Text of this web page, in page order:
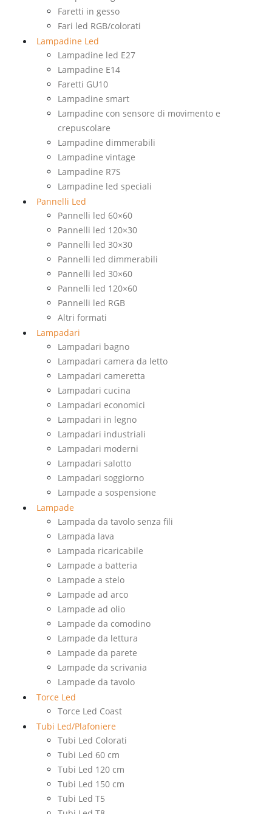
Faretti in gesso
Fari led RGB/colorati
Lampadine Led
Lampadine led E27
Lampadine E14
Faretti GU10
Lampadine smart
Lampadine con sensore di movimento e
crepuscolare
Lampadine dimmerabili
Lampadine vintage
Lampadine R7S
Lampadine led speciali
Pannelli Led
Pannelli led 60×60
Pannelli led 120×30
Pannelli led 30×30
Pannelli led dimmerabili
Pannelli led 30×60
Pannelli led 120×60
Pannelli led RGB
Altri formati
Lampadari
Lampadari bagno
Lampadari camera da letto
Lampadari cameretta
Lampadari cucina
Lampadari economici
Lampadari in legno
Lampadari industriali
Lampadari moderni
Lampadari salotto
Lampadari soggiorno
Lampade a sospensione
Lampade
Lampada da tavolo senza fili
Lampada lava
Lampada ricaricabile
Lampade a batteria
Lampade a stelo
Lampade ad arco
Lampade ad olio
Lampade da comodino
Lampade da lettura
Lampade da parete
Lampade da scrivania
Lampade da tavolo
Torce Led
Torce Led Coast
Tubi Led/Plafoniere
Tubi Led Colorati
Tubi Led 60 cm
Tubi Led 120 cm
Tubi Led 150 cm
Tubi Led T5